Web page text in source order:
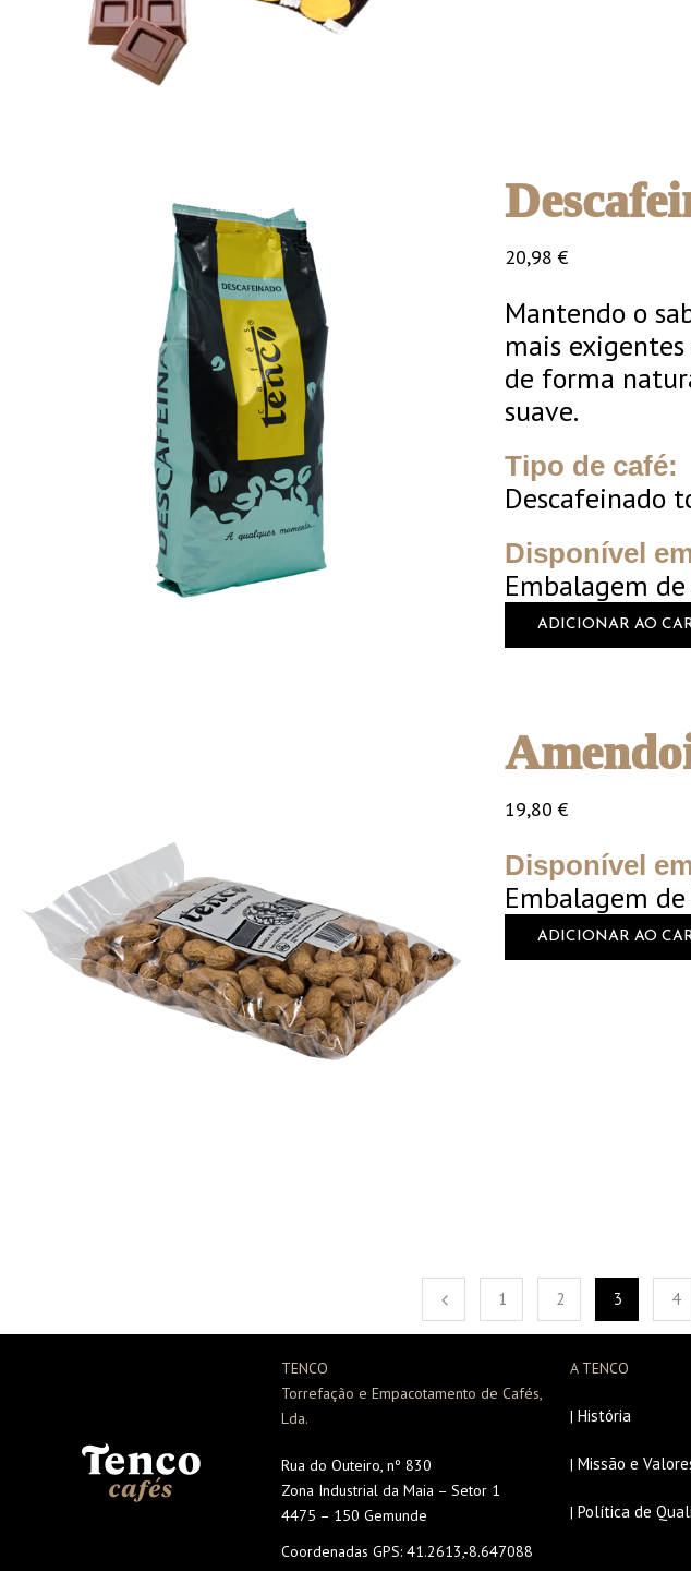
20,98€
Mantendo o
mais
de forma
suave.
Tipo de café:
Descafeinado
Disponível
Embalagem
ADICIONAR AO
19,80€
Disponível
Embalagem
ADICIONAR AO
1 2 3 4
TENCO
Torrefação e Empacotamento de Cafés,
Lda.
Rua do Outeiro, nº 830
Zona Industrial da Maia – Setor 1
4475 – 150 Gemunde
Coordenadas GPS: 41.2613,-8.647088
A TENCO
|História
|Missão e
|Política de